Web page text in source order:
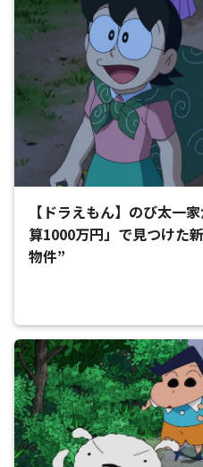
【ドラえもん】のび太一
算1000万円」で見つけた
物件”